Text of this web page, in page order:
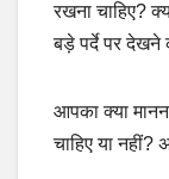
रखना चाहिए?
बड़े पर्दे पर देखने
आपका क्या
चाहिए या